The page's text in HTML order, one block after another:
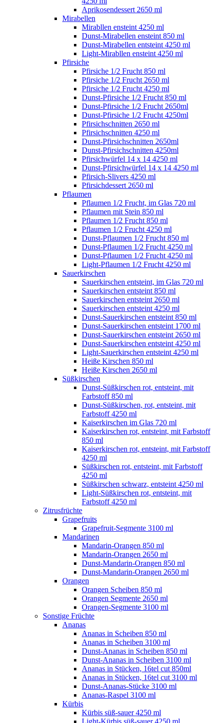
Aprikosendessert 2650 ml
Mirabellen
Mirabllen ensteint 4250 ml
Dunst-Mirabellen ensteint 850 ml
Dunst-Mirabellen entsteint 4250 ml
Light-Mirabllen ensteint 4250 ml
Pfirsiche
Pfirsiche 1/2 Frucht 850 ml
Pfirsiche 1/2 Frucht 2650 ml
Pfirsiche 1/2 Frucht 4250 ml
Dunst-Pfirsiche 1/2 Frucht 850 ml
Dunst-Pfirsiche 1/2 Frucht 2650ml
Dunst-Pfirsiche 1/2 Frucht 4250ml
Pfirsichschnitten 2650 ml
Pfirsichschnitten 4250 ml
Dunst-Pfirsichschnitten 2650ml
Dunst-Pfirsichschnitten 4250ml
Pfirsichwürfel 14 x 14 4250 ml
Dunst-Pfirsichwürfel 14 x 14 4250 ml
Pfirsich-Slivers 4250 ml
Pfirsichdessert 2650 ml
Pflaumen
Pflaumen 1/2 Frucht, im Glas 720 ml
Pflaumen mit Stein 850 ml
Pflaumen 1/2 Frucht 850 ml
Pflaumen 1/2 Frucht 4250 ml
Dunst-Pflaumen 1/2 Frucht 850 ml
Dunst-Pflaumen 1/2 Frucht 4250 ml
Dunst-Pflaumen 1/2 Frucht 4250 ml
Light-Pflaumen 1/2 Frucht 4250 ml
Sauerkirschen
Sauerkirschen entsteint, im Glas 720 ml
Sauerkirschen entsteint 850 ml
Sauerkirschen entsteint 2650 ml
Sauerkirschen entsteint 4250 ml
Dunst-Sauerkirschen entsteint 850 ml
Dunst-Sauerkirschen entsteint 1700 ml
Dunst-Sauerkirschen entsteint 2650 ml
Dunst-Sauerkirschen entsteint 4250 ml
Light-Sauerkirschen entsteint 4250 ml
Heiße Kirschen 850 ml
Heiße Kirschen 2650 ml
Süßkirschen
Dunst-Süßkirschen rot, entsteint, mit
Farbstoff 850 ml
Dunst-Süßkirschen, rot, entsteint, mit
Farbstoff 4250 ml
Kaiserkirschen im Glas 720 ml
Kaiserkirschen rot, entsteint, mit Farbstoff
850 ml
Kaiserkirschen rot, entsteint, mit Farbstoff
4250 ml
Süßkirschen rot, entsteint, mit Farbstoff
4250 ml
Süßkirschen schwarz, entsteint 4250 ml
Light-Süßkirschen rot, entsteint, mit
Farbstoff 4250 ml
Zitrusfrüchte
Grapefruits
Grapefruit-Segmente 3100 ml
Mandarinen
Mandarin-Orangen 850 ml
Mandarin-Orangen 2650 ml
Dunst-Mandarin-Orangen 850 ml
Dunst-Mandarin-Orangen 2650 ml
Orangen
Orangen Scheiben 850 ml
Orangen Segmente 2650 ml
Orangen-Segmente 3100 ml
Sonstige Früchte
Ananas
Ananas in Scheiben 850 ml
Ananas in Scheiben 3100 ml
Dunst-Ananas in Scheiben 850 ml
Dunst-Ananas in Scheiben 3100 ml
Ananas in Stücken, 16tel cut 850ml
Ananas in Stücken, 16tel cut 3100 ml
Dunst-Ananas-Stücke 3100 ml
Ananas-Raspel 3100 ml
Kürbis
Kürbis süß-sauer 4250 ml
Light-Kürbis süß-sauer 4250 ml